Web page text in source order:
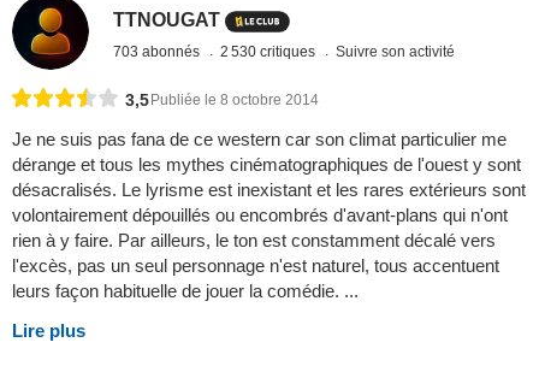
TTNOUGAT
703 abonnés 2 530 critiques Suivre son activité
3,5 Publiée le 8 octobre 2014
Je ne suis pas fana de ce western car son climat particulier me
dérange et tous les mythes cinématographiques de l'ouest y sont
désacralisés. Le lyrisme est inexistant et les rares extérieurs sont
volontairement dépouillés ou encombrés d'avant-plans qui n'ont
rien à y faire. Par ailleurs, le ton est constamment décalé vers
l'excès, pas un seul personnage n'est naturel, tous accentuent
leurs façon habituelle de jouer la comédie. ...
Lire plus